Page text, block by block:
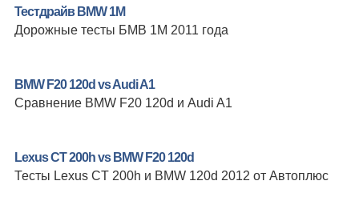
Тестдрайв BMW 1M
Дорожные тесты БМВ 1М 2011 года
BMW F20 120d vs Audi A1
Сравнение BMW F20 120d и Audi A1
Lexus CT 200h vs BMW F20 120d
Тесты Lexus CT 200h и BMW 120d 2012 от Автоплюс